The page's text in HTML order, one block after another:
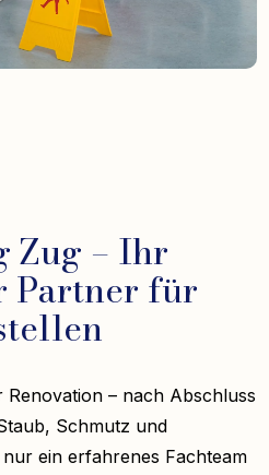
Zug – Ihr
Partner für
– nach Abschluss
Schmutz und
ein erfahrenes Fachteam